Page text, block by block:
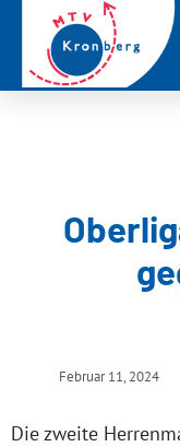
Februar 11, 2024
Die zweite